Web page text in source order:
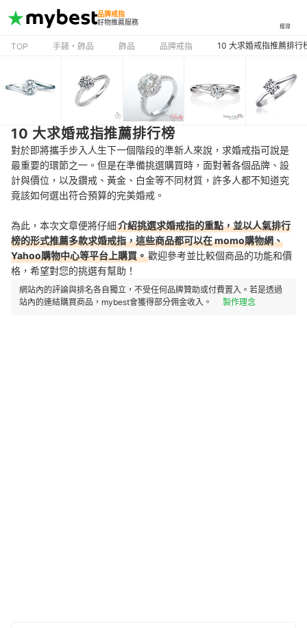
品牌戒指
好物推薦服務
搜尋
TOP 手錶・飾品 飾品 品牌戒指 10 大求婚戒指推薦排行
10 大求婚戒指推薦排行榜
對於即將攜手步入人生下一個階段的準新人來說，求婚戒指可說是
最重要的環節之一。但是在準備挑選購買時，面對著各個品牌、設
計與價位，以及鑽戒、黃金、白金等不同材質，許多人都不知道究
竟該如何選出符合預算的完美婚戒。
為此，本次文章便將仔細介紹挑選求婚戒指的重點，並以人氣排行
榜的形式推薦多款求婚戒指，這些商品都可以在 momo購物網、
Yahoo購物中心等平台上購買。歡迎參考並比較個商品的功能和價
格，希望對您的挑選有幫助！
網站內的評論與排名各自獨立，不受任何品牌贊助或付費置入。若是透過
站內的連結購買商品，mybest會獲得部分佣金收入。
製作理念